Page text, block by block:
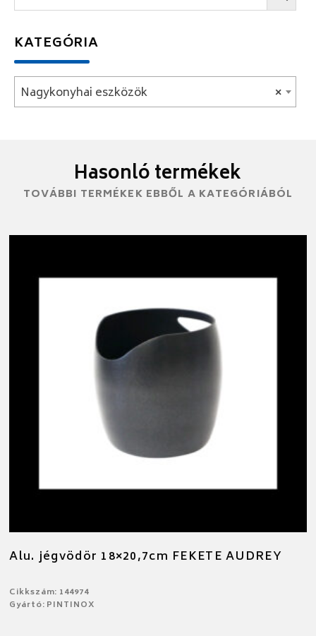
KATEGÓRIA
×
Nagykonyhai eszközök
Hasonló termékek
TOVÁBBI TERMÉKEK EBBŐL A KATEGÓRIÁBÓL
Alu. jégvödör 18×20,7cm FEKETE AUDREY
Cikkszám: 144974
Gyártó: PINTINOX